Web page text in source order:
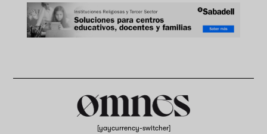
[yaycurrency-switcher]